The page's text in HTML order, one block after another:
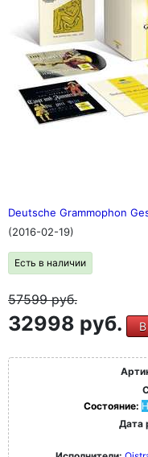
Deutsche Grammophon
(2016-02-19)
Есть в наличии
57599руб.
32998 руб. В
Состояние:
Дата